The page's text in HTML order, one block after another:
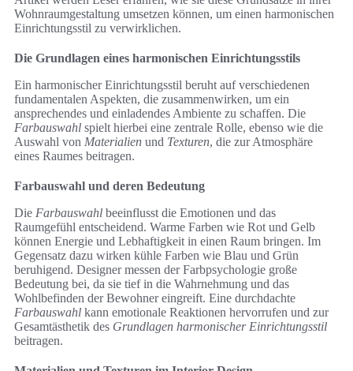
Wohnraumgestaltung umsetzen können, um einen harmonischen
Einrichtungsstil zu verwirklichen.
Die Grundlagen eines harmonischen Einrichtungsstils
Ein harmonischer Einrichtungsstil beruht auf verschiedenen
fundamentalen Aspekten, die zusammenwirken, um ein
ansprechendes und einladendes Ambiente zu schaffen. Die
Farbauswahl spielt hierbei eine zentrale Rolle, ebenso wie die
Auswahl von Materialien und Texturen, die zur Atmosphäre
eines Raumes beitragen.
Farbauswahl und deren Bedeutung
Die Farbauswahl beeinflusst die Emotionen und das
Raumgefühl entscheidend. Warme Farben wie Rot und Gelb
können Energie und Lebhaftigkeit in einen Raum bringen. Im
Gegensatz dazu wirken kühle Farben wie Blau und Grün
beruhigend. Designer messen der Farbpsychologie große
Bedeutung bei, da sie tief in die Wahrnehmung und das
Wohlbefinden der Bewohner eingreift. Eine durchdachte
Farbauswahl kann emotionale Reaktionen hervorrufen und zur
Gesamtästhetik des Grundlagen harmonischer Einrichtungsstil
beitragen.